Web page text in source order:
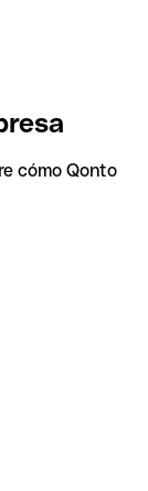
cómo Qonto